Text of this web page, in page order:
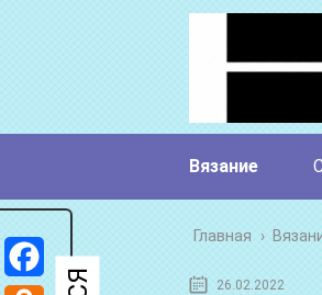
Вязание
Главная ›
26.02.2022